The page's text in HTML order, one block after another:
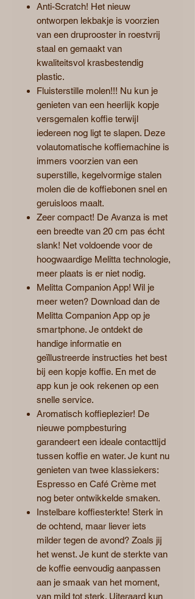
Anti-Scratch! Het nieuw
ontworpen lekbakje is voorzien
van een druprooster in roestvrij
staal en gemaakt van
kwaliteitsvol krasbestendig
plastic.
Fluisterstille molen!!! Nu kun je
genieten van een heerlijk kopje
versgemalen koffie terwijl
iedereen nog ligt te slapen. Deze
volautomatische koffiemachine is
immers voorzien van een
superstille, kegelvormige stalen
molen die de koffiebonen snel en
geruisloos maalt.
Zeer compact! De Avanza is met
een breedte van 20 cm pas écht
slank! Net voldoende voor de
hoogwaardige Melitta technologie,
meer plaats is er niet nodig.
Melitta Companion App! Wil je
meer weten? Download dan de
Melitta Companion App op je
smartphone. Je ontdekt de
handige informatie en
geïllustreerde instructies het best
bij een kopje koffie. En met de
app kun je ook rekenen op een
snelle service.
Aromatisch koffieplezier! De
nieuwe pompbesturing
garandeert een ideale contacttijd
tussen koffie en water. Je kunt nu
genieten van twee klassiekers:
Espresso en Café Crème met
nog beter ontwikkelde smaken.
Instelbare koffiesterkte! Sterk in
de ochtend, maar liever iets
milder tegen de avond? Zoals jij
het wenst. Je kunt de sterkte van
de koffie eenvoudig aanpassen
aan je smaak van het moment,
van mild tot sterk. Uiteraard kun